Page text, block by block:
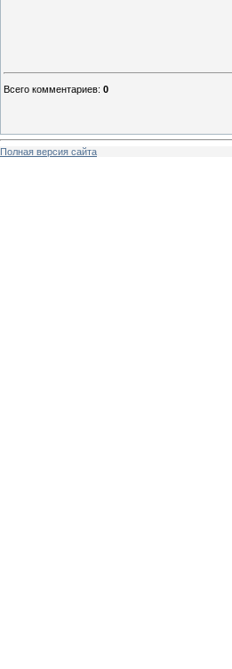
Всего комментариев: 0
Полная версия сайта